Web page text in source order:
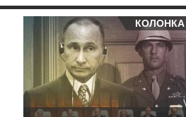
КОЛОНКА